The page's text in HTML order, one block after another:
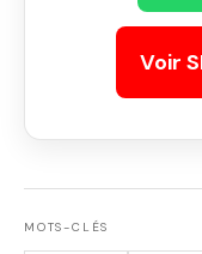
Voir
MOTS-CLÉS